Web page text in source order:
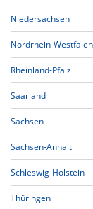
Niedersachsen
Nordrhein-Westfalen
Rheinland-Pfalz
Saarland
Sachsen
Sachsen-Anhalt
Schleswig-Holstein
Thüringen